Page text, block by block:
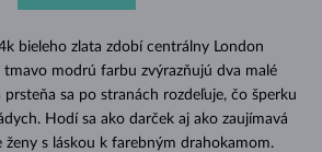
bieleho zlata zdobí centrálny London
modrú farbu zvýrazňujú dva malé
sa po stranách rozdeľuje, čo šperku
Hodí sa ako darček aj ako zaujímavá
ženy s láskou k farebným drahokamom.